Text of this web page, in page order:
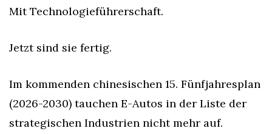
Mit Technologieführerschaft.
Jetzt sind sie fertig.
Im kommenden chinesischen 15. Fünfjahresplan
(2026-2030) tauchen E-Autos in der Liste der
strategischen Industrien nicht mehr auf.